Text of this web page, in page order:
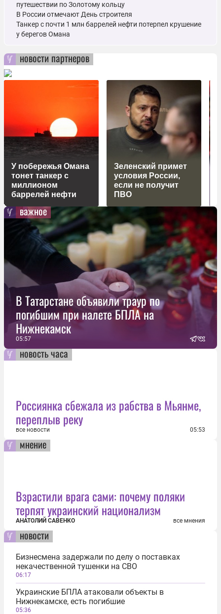
путешествии по Золотому кольцу
В России отмечают День строителя
Танкер с почти 1 млн баррелей нефти потерпел крушение
у берегов Омана
новости партнеров
У побережья Омана
тонет танкер с
миллионом
баррелей нефти
Зеленский примет
условия России,
если не получит
ПВО
важное
В Татарстане объявили траур по
погибшим при налете БПЛА на
Нижнекамск
05:57
новость часа
Россиянка сбежала из рабства в Мьянме,
переплыв реку
все новости 05:53
мнение
Взрастили врага сами: почему поляки
терпят украинский национализм
АНАТОЛИЙ САВЕНКО все мнения
новости
Бизнесмена задержали по делу о поставках
некачественной тушенки на СВО
06:17
Украинские БПЛА атаковали объекты в
Нижнекамске, есть погибшие
05:36